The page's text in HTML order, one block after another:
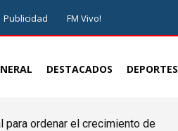
Publicidad FM Vivo!
DESTACADOS DEPORTES
para ordenar el crecimiento de